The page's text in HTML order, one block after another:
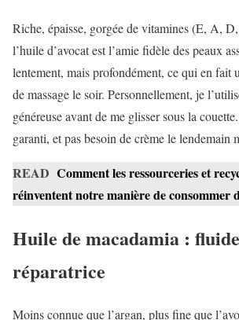
Riche, épaisse, gorgée de vitamines (E, A,
l’huile d’avocat est l’amie fidèle des peaux
lentement, mais profondément, ce qui en fait
de massage le soir. Personnellement, je
généreuse avant de me glisser sous la
garanti, et pas besoin de crème le lendemain
READ Comment les ressourceries et
réinventent notre manière de consommer
Huile de macadamia :
réparatrice
Moins connue que l’argan, plus fine que